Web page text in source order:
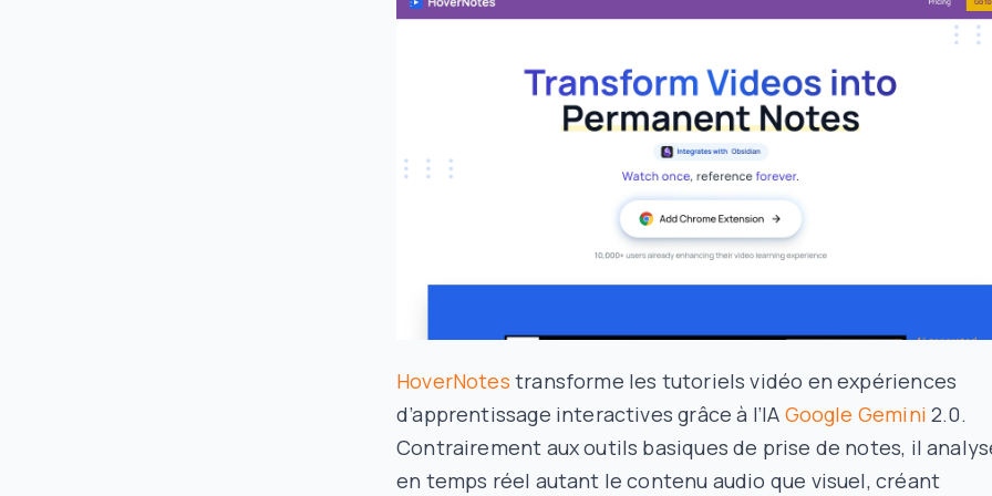
HoverNotes transforme les tutoriels vidéo en expériences
d’apprentissage interactives grâce à l’IA Google Gemini 2.0.
Contrairement aux outils basiques de prise de notes, il
en temps réel autant le contenu audio que visuel, créant